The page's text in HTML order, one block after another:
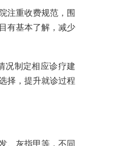
注重收费规范，围
有基本了解，减少
况制定相应诊疗建
择，提升就诊过程
、灰指甲等，不同